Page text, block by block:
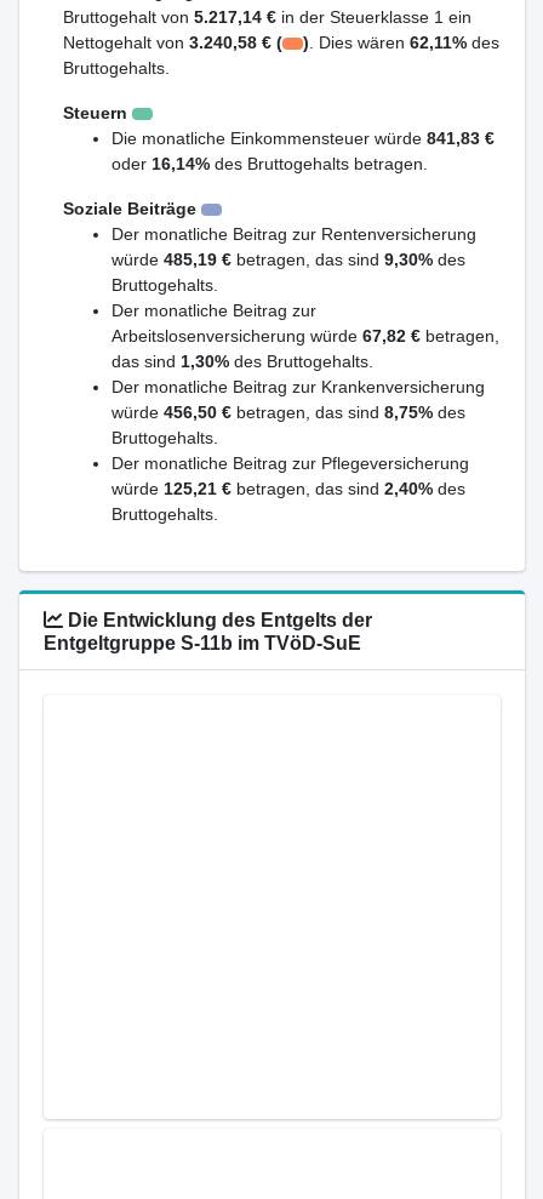
Bruttogehalt von 5.217,14 € in der Steuerklasse 1 ein
Nettogehalt von 3.240,58 € ( ) . Dies wären62,11% des
Bruttogehalts.
Steuern
Die monatliche Einkommensteuer würde 841,83 €
oder 16,14% des Bruttogehalts betragen.
Soziale Beiträge
Der monatliche Beitrag zur Rentenversicherung
würde 485,19 € betragen, das sind 9,30% des
Bruttogehalts.
Der monatliche Beitrag zur
Arbeitslosenversicherung würde 67,82 € betragen,
das sind 1,30% des Bruttogehalts.
Der monatliche Beitrag zur Krankenversicherung
würde 456,50 € betragen, das sind 8,75% des
Bruttogehalts.
Der monatliche Beitrag zur Pflegeversicherung
würde 125,21 € betragen, das sind 2,40% des
Bruttogehalts.
Die Entwicklung des Entgelts der
Entgeltgruppe S-11b im TVöD-SuE